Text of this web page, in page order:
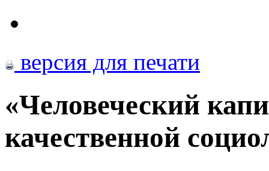
версия для печати
«Человеческий
качественной